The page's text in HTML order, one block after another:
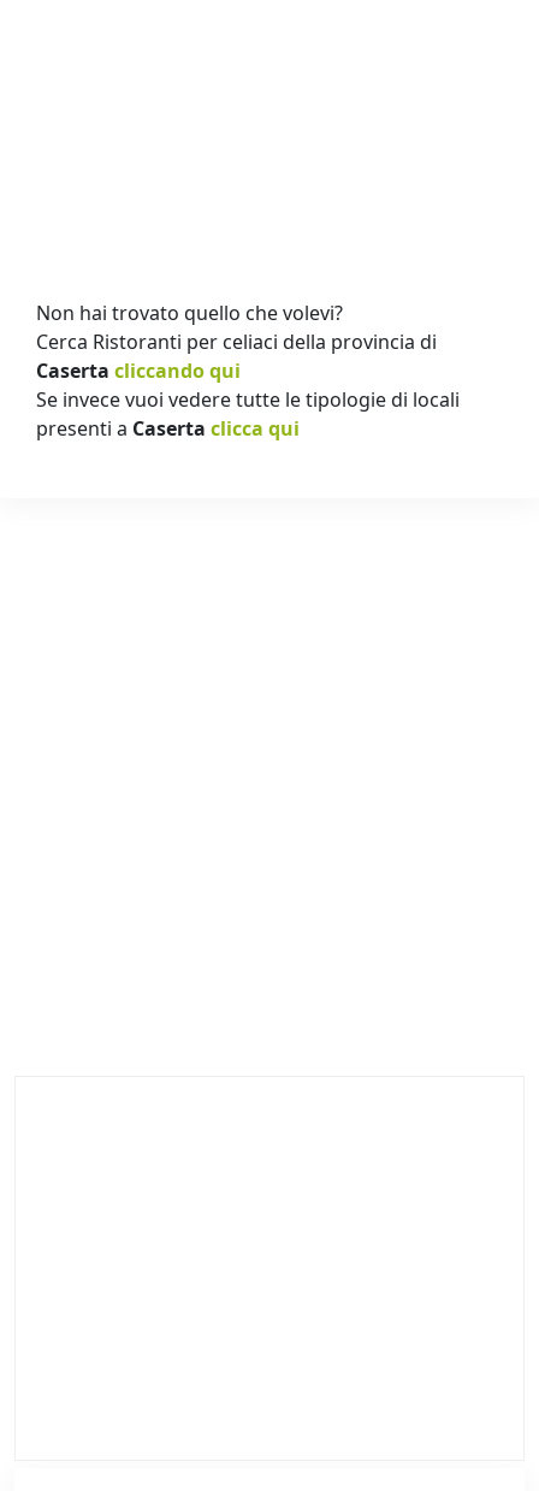
Non hai trovato quello che volevi?
Cerca Ristoranti per celiaci della provincia di
Caserta cliccando qui
Se invece vuoi vedere tutte le tipologie di locali
presenti a Caserta clicca qui